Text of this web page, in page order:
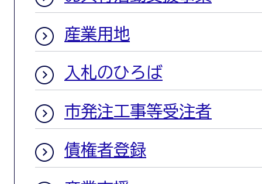
産業用地
入札のひろば
市発注工事等受注者
債権者登録